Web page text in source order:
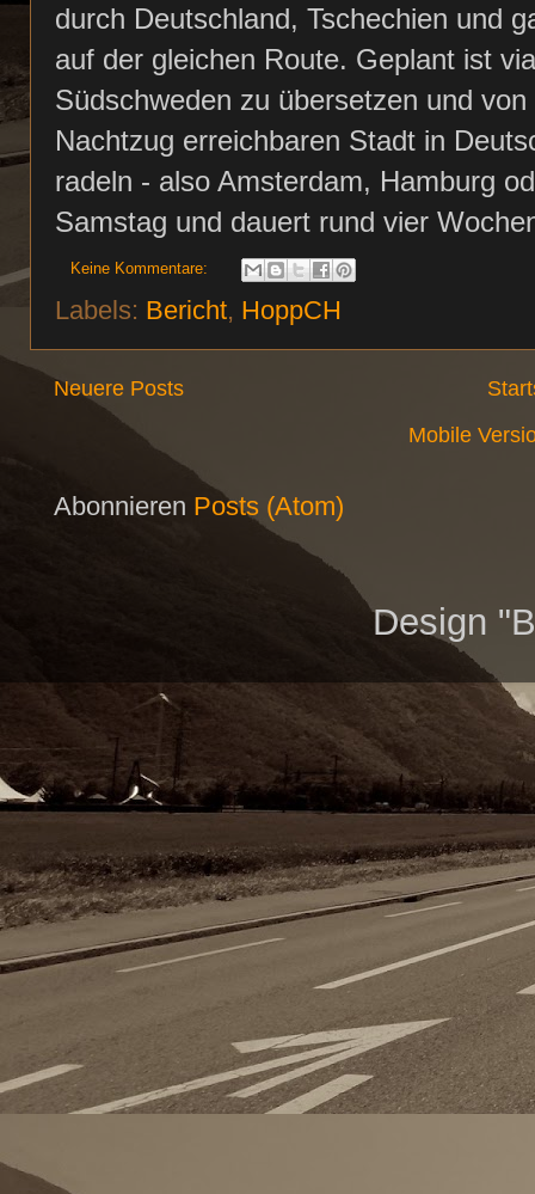
durch Deutschland, Tschechien und
auf der gleichen Route. Geplant ist
Südschweden zu übersetzen und
Nachtzug erreichbaren Stadt in
radeln - also Amsterdam, Hamburg
Samstag und dauert rund vier
Keine Kommentare:
Labels: Bericht, HoppCH
Neuere Posts
Mobile
Abonnieren Posts (Atom)
Design